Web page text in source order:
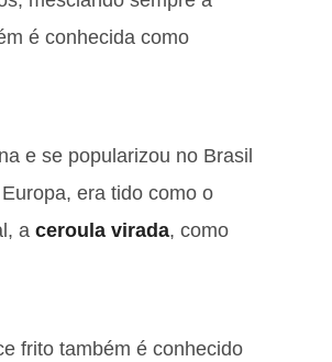
é conhecida como
e se popularizou no Brasil
era tido como o
a ceroula virada, como
frito também é conhecido